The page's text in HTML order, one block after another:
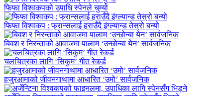
फिफा विश्वकपको उपाधि स्पेनले चुम्यो
फिफा विश्वकप : फ्रान्सलाई हराउँदै इंग्ल्यान्ड तेस्रो बन्यो
बिवश र निरन्ताको आवाजमा पालाम ‘उन्छोन्बा येन’ सार्वजनिक
चलचित्रका लागि ‘सिकुम’ गीत रेकर्ड
हजुरआमाको जीवनगाथामा आधारित ‘उमो’ सार्वजनिक